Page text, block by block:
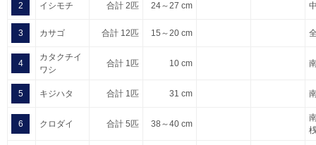
2 イシモチ 合計 2匹 24～27 cm
3 カサゴ 合計 12匹 15～20 cm
4
カタクチイ
ワシ
合計 1匹 10 cm
5 キジハタ 合計 1匹 31 cm
6 クロダイ 合計 5匹 38～40 cm